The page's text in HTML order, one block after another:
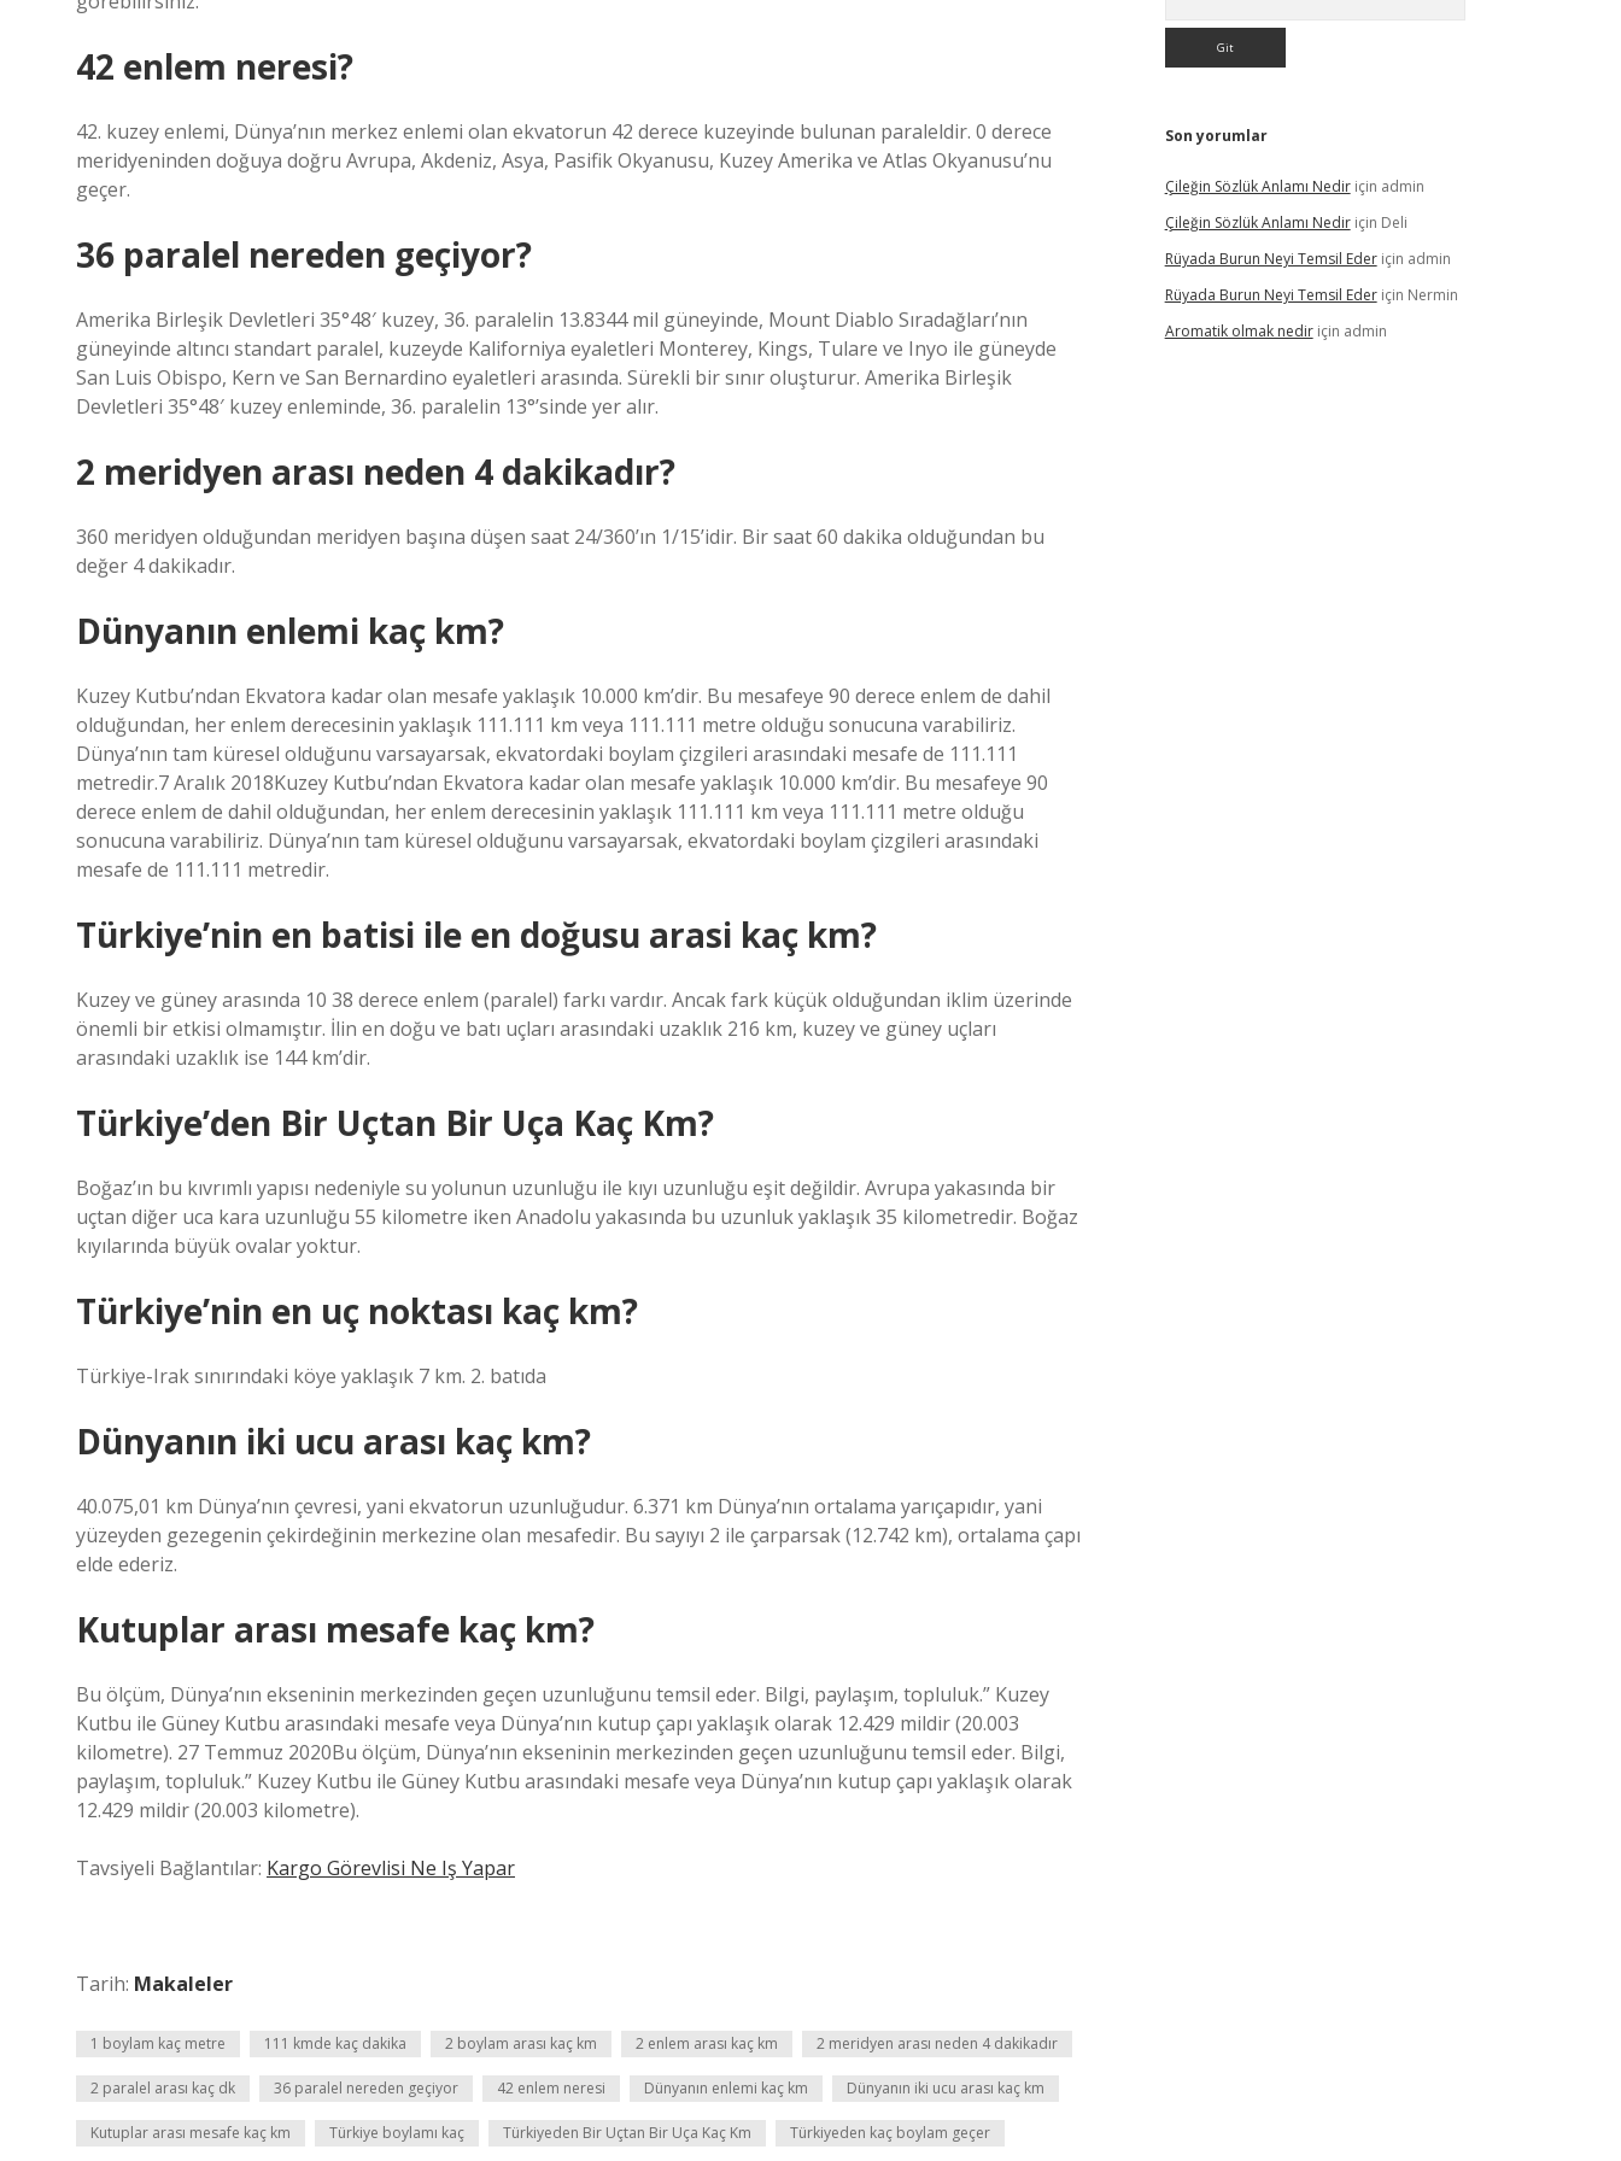
42 enlem neresi?
42. kuzey enlemi, Dünya’nın merkez enlemi olan ekvatorun 42 derece kuzeyinde bulunan paraleldir. 0 derece
meridyeninden doğuya doğru Avrupa, Akdeniz, Asya, Pasifik Okyanusu, Kuzey Amerika ve Atlas Okyanusu’nu
geçer.
36 paralel nereden geçiyor?
Amerika Birleşik Devletleri 35°48′ kuzey, 36. paralelin 13.8344 mil güneyinde, Mount Diablo Sıradağları’nın
güneyinde altıncı standart paralel, kuzeyde Kaliforniya eyaletleri Monterey, Kings, Tulare ve Inyo ile güneyde
San Luis Obispo, Kern ve San Bernardino eyaletleri arasında. Sürekli bir sınır oluşturur. Amerika Birleşik
Devletleri 35°48′ kuzey enleminde, 36. paralelin 13°’sinde yer alır.
2 meridyen arası neden 4 dakikadır?
360 meridyen olduğundan meridyen başına düşen saat 24/360’ın 1/15’idir. Bir saat 60 dakika olduğundan bu
değer 4 dakikadır.
Dünyanın enlemi kaç km?
Kuzey Kutbu’ndan Ekvatora kadar olan mesafe yaklaşık 10.000 km’dir. Bu mesafeye 90 derece enlem de dahil
olduğundan, her enlem derecesinin yaklaşık 111.111 km veya 111.111 metre olduğu sonucuna varabiliriz.
Dünya’nın tam küresel olduğunu varsayarsak, ekvatordaki boylam çizgileri arasındaki mesafe de 111.111
metredir.7 Aralık 2018Kuzey Kutbu’ndan Ekvatora kadar olan mesafe yaklaşık 10.000 km’dir. Bu mesafeye 90
derece enlem de dahil olduğundan, her enlem derecesinin yaklaşık 111.111 km veya 111.111 metre olduğu
sonucuna varabiliriz. Dünya’nın tam küresel olduğunu varsayarsak, ekvatordaki boylam çizgileri arasındaki
mesafe de 111.111 metredir.
Türkiye’nin en batisi ile en doğusu arasi kaç km?
Kuzey ve güney arasında 10 38 derece enlem (paralel) farkı vardır. Ancak fark küçük olduğundan iklim üzerinde
önemli bir etkisi olmamıştır. İlin en doğu ve batı uçları arasındaki uzaklık 216 km, kuzey ve güney uçları
arasındaki uzaklık ise 144 km’dir.
Türkiye’den Bir Uçtan Bir Uça Kaç Km?
Boğaz’ın bu kıvrımlı yapısı nedeniyle su yolunun uzunluğu ile kıyı uzunluğu eşit değildir. Avrupa yakasında bir
uçtan diğer uca kara uzunluğu 55 kilometre iken Anadolu yakasında bu uzunluk yaklaşık 35 kilometredir. Boğaz
kıyılarında büyük ovalar yoktur.
Türkiye’nin en uç noktası kaç km?
Türkiye-Irak sınırındaki köye yaklaşık 7 km. 2. batıda
Dünyanın iki ucu arası kaç km?
40.075,01 km Dünya’nın çevresi, yani ekvatorun uzunluğudur. 6.371 km Dünya’nın ortalama yarıçapıdır, yani
yüzeyden gezegenin çekirdeğinin merkezine olan mesafedir. Bu sayıyı 2 ile çarparsak (12.742 km), ortalama çapı
elde ederiz.
Kutuplar arası mesafe kaç km?
Bu ölçüm, Dünya’nın ekseninin merkezinden geçen uzunluğunu temsil eder. Bilgi, paylaşım, topluluk.” Kuzey
Kutbu ile Güney Kutbu arasındaki mesafe veya Dünya’nın kutup çapı yaklaşık olarak 12.429 mildir (20.003
kilometre). 27 Temmuz 2020Bu ölçüm, Dünya’nın ekseninin merkezinden geçen uzunluğunu temsil eder. Bilgi,
paylaşım, topluluk.” Kuzey Kutbu ile Güney Kutbu arasındaki mesafe veya Dünya’nın kutup çapı yaklaşık olarak
12.429 mildir (20.003 kilometre).
Tavsiyeli Bağlantılar: Kargo Görevlisi Ne Iş Yapar
Tarih: Makaleler
1 boylam kaç metre 111 kmde kaç dakika 2 boylam arası kaç km 2 enlem arası kaç km 2 meridyen arası neden 4 dakikadır
2 paralel arası kaç dk 36 paralel nereden geçiyor 42 enlem neresi Dünyanın enlemi kaç km Dünyanın iki ucu arası kaç km
Kutuplar arası mesafe kaç km Türkiye boylamı kaç Türkiyeden Bir Uçtan Bir Uça Kaç Km Türkiyeden kaç boylam geçer
Son yorumlar
Çileğin Sözlük Anlamı Nediriçin admin
Çileğin Sözlük Anlamı Nediriçin Deli
Rüyada Burun Neyi Temsil Ederiçin admin
Rüyada Burun Neyi Temsil Ederiçin Nermin
Aromatik olmak nediriçin admin